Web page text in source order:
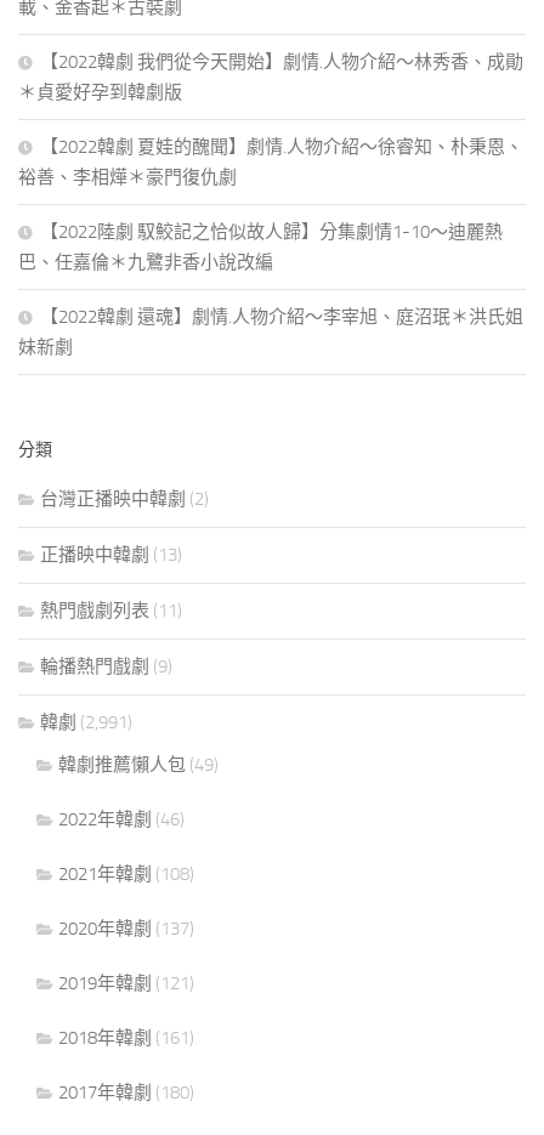
載、金香起＊古裝劇
【2022韓劇 我們從今天開始】劇情.人物介紹～林秀香、成勛
＊貞愛好孕到韓劇版
【2022韓劇 夏娃的醜聞】劇情.人物介紹～徐睿知、朴秉恩、
裕善、李相燁＊豪門復仇劇
【2022陸劇 馭鮫記之恰似故人歸】分集劇情1-10～迪麗熱
巴、任嘉倫＊九鷺非香小說改編
【2022韓劇 還魂】劇情.人物介紹～李宰旭、庭沼珉＊洪氏姐
妹新劇
分類
台灣正播映中韓劇 (2)
正播映中韓劇 (13)
熱門戲劇列表 (11)
輪播熱門戲劇 (9)
韓劇 (2,991)
韓劇推薦懶人包 (49)
2022年韓劇 (46)
2021年韓劇 (108)
2020年韓劇 (137)
2019年韓劇 (121)
2018年韓劇 (161)
2017年韓劇 (180)